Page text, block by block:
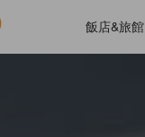
飯店&旅館